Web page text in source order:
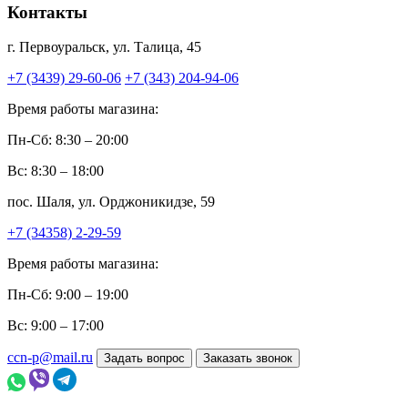
Контакты
г. Первоуральск, ул. Талица, 45
+7 (3439) 29-60-06 +7 (343) 204-94-06
Время работы магазина:
Пн-Сб: 8:30 – 20:00
Вс: 8:30 – 18:00
пос. Шаля, ул. Орджоникидзе, 59
+7 (34358) 2-29-59
Время работы магазина:
Пн-Сб: 9:00 – 19:00
Вс: 9:00 – 17:00
ccn-p@mail.ru Задать вопрос Заказать звонок